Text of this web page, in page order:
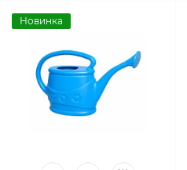
Новинка